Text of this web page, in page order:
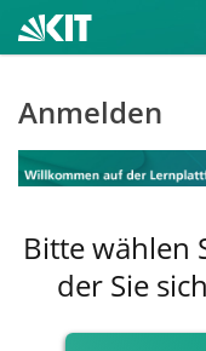
Anmelden
Bitte wählen
der Sie